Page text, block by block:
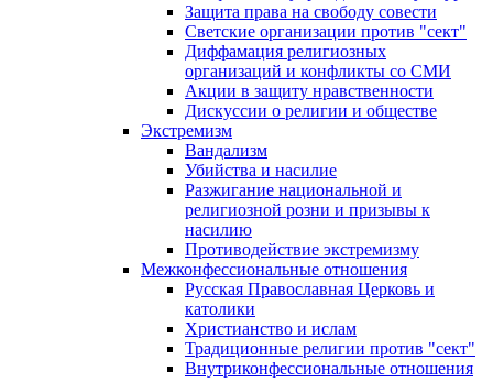
Защита права на свободу совести
Светские организации против "сект"
Диффамация религиозных
организаций и конфликты со СМИ
Акции в защиту нравственности
Дискуссии о религии и обществе
Экстремизм
Вандализм
Убийства и насилие
Разжигание национальной и
религиозной розни и призывы к
насилию
Противодействие экстремизму
Межконфессиональные отношения
Русская Православная Церковь и
католики
Христианство и ислам
Традиционные религии против "сект"
Внутриконфессиональные отношения